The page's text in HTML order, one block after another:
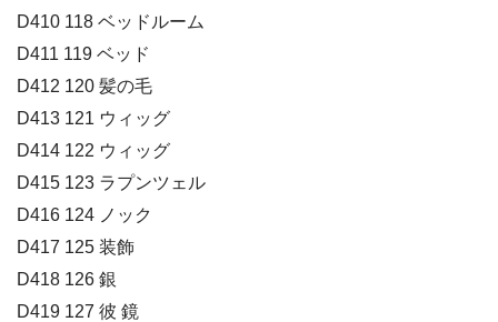
D410 118 ベッドルーム
D411 119 ベッド
D412 120 髪の毛
D413 121 ウィッグ
D414 122 ウィッグ
D415 123 ラプンツェル
D416 124 ノック
D417 125 装飾
D418 126 銀
D419 127 彼 鏡